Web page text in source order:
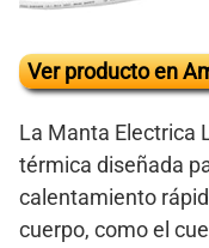
Ver producto en
La Manta Electrica
térmica diseñada
calentamiento
cuerpo, como el